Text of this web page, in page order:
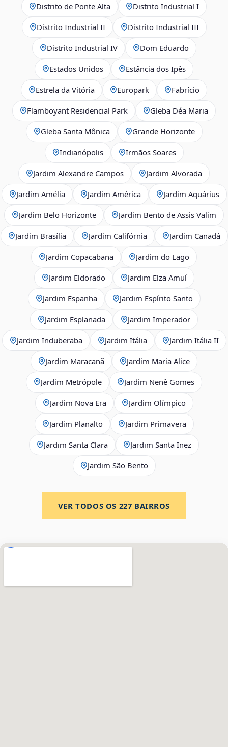
Distrito de Ponte Alta Distrito Industrial I
Distrito Industrial II Distrito Industrial III
Distrito Industrial IV Dom Eduardo
Estados Unidos Estância dos Ipês
Estrela da Vitória Europark Fabrício
Flamboyant Residencial Park Gleba Déa Maria
Gleba Santa Mônica Grande Horizonte
Indianópolis Irmãos Soares
Jardim Alexandre Campos Jardim Alvorada
Jardim Amélia Jardim América Jardim Aquárius
Jardim Belo Horizonte Jardim Bento de Assis Valim
Jardim Brasília Jardim Califórnia Jardim Canadá
Jardim Copacabana Jardim do Lago
Jardim Eldorado Jardim Elza Amuí
Jardim Espanha Jardim Espírito Santo
Jardim Esplanada Jardim Imperador
Jardim Induberaba Jardim Itália Jardim Itália II
Jardim Maracanã Jardim Maria Alice
Jardim Metrópole Jardim Nenê Gomes
Jardim Nova Era Jardim Olímpico
Jardim Planalto Jardim Primavera
Jardim Santa Clara Jardim Santa Inez
Jardim São Bento
VER TODOS OS 227 BAIRROS